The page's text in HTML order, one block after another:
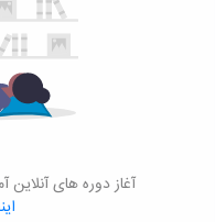
آغاز دوره های